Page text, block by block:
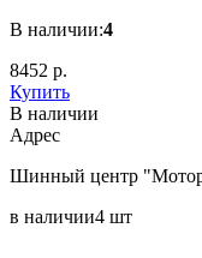
В наличии:4
8452 р.
Купить
В наличии
Aдрес
Шинный центр
в наличии4 шт